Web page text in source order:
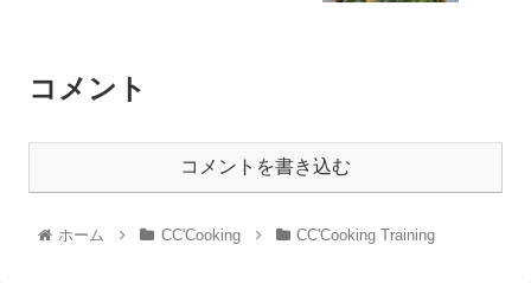
コメント
コメントを書き込む
ホーム CC'Cooking CC'Cooking Training